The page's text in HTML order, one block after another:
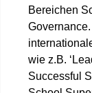
Bereichen
wie z.B.
Successful